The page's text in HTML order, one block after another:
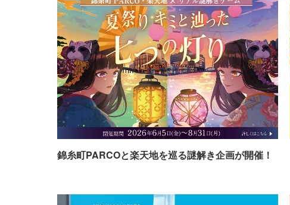
錦糸町PARCOと楽天地を巡る謎解き企画が開催！